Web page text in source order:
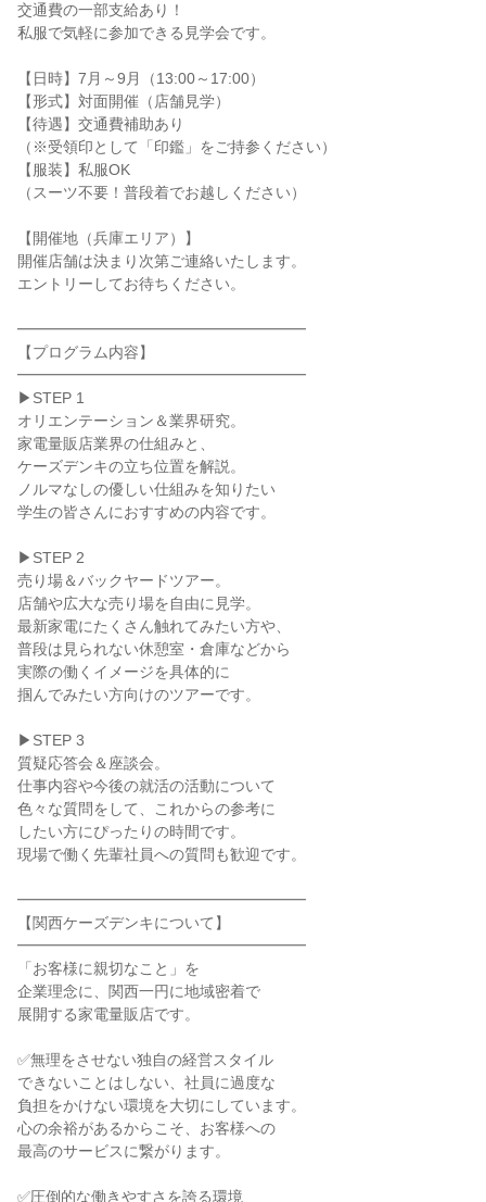
交通費の一部支給あり！
私服で気軽に参加できる見学会です。
【日時】7月～9月（13:00～17:00）
【形式】対面開催（店舗見学）
【待遇】交通費補助あり
（※受領印として「印鑑」をご持参ください）
【服装】私服OK
（スーツ不要！普段着でお越しください）
【開催地（兵庫エリア）】
開催店舗は決まり次第ご連絡いたします。
エントリーしてお待ちください。
━━━━━━━━━━━━━━━━━━━
【プログラム内容】
━━━━━━━━━━━━━━━━━━━
▶STEP 1
オリエンテーション＆業界研究。
家電量販店業界の仕組みと、
ケーズデンキの立ち位置を解説。
ノルマなしの優しい仕組みを知りたい
学生の皆さんにおすすめの内容です。
▶STEP 2
売り場＆バックヤードツアー。
店舗や広大な売り場を自由に見学。
最新家電にたくさん触れてみたい方や、
普段は見られない休憩室・倉庫などから
実際の働くイメージを具体的に
掴んでみたい方向けのツアーです。
▶STEP 3
質疑応答会＆座談会。
仕事内容や今後の就活の活動について
色々な質問をして、これからの参考に
したい方にぴったりの時間です。
現場で働く先輩社員への質問も歓迎です。
━━━━━━━━━━━━━━━━━━━
【関西ケーズデンキについて】
━━━━━━━━━━━━━━━━━━━
「お客様に親切なこと」を
企業理念に、関西一円に地域密着で
展開する家電量販店です。
✅無理をさせない独自の経営スタイル
できないことはしない、社員に過度な
負担をかけない環境を大切にしています。
心の余裕があるからこそ、お客様への
最高のサービスに繋がります。
✅圧倒的な働きやすさを誇る環境